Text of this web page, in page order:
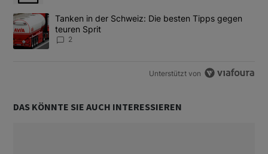
Ein Trendartikel mit dem Titel "Tanken in der Schweiz: Die
Tanken in der Schweiz: Die besten Tipps gegen
teuren Sprit
2
Unterstützt von
DAS KÖNNTE SIE AUCH INTERESSIEREN